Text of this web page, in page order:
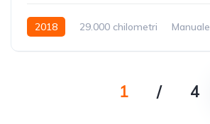
2018 29.000 chilometri Manuale
1 / 4